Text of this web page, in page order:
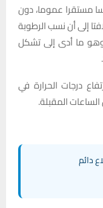
مستقرا عموما، دون
إلى أن نسب الرطوبة
وهو ما أدى إلى تشكل
درجات الحرارة في
دائم